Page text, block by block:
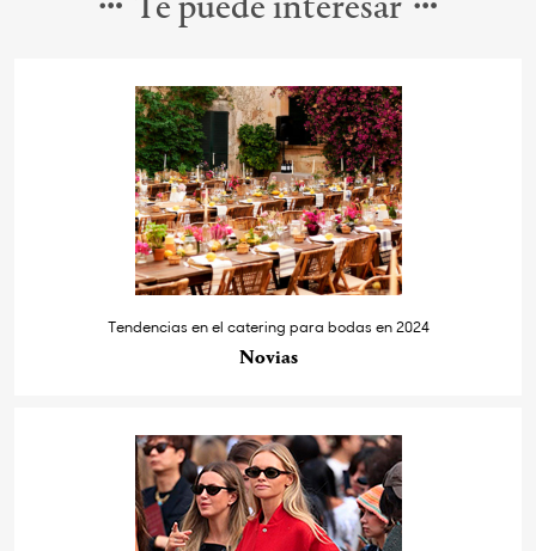
Te puede interesar
Tendencias en el catering para bodas en 2024
Novias